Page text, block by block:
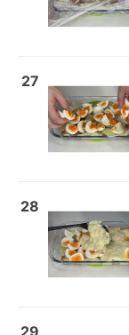
27
28
29